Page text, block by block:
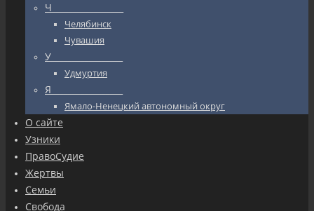
Ч_________________
Челябинск
Чувашия
У_________________
Удмуртия
Я_________________
Ямало-Ненецкий автономный округ
О сайте
Узники
ПравоСудие
Жертвы
Семьи
Свобода